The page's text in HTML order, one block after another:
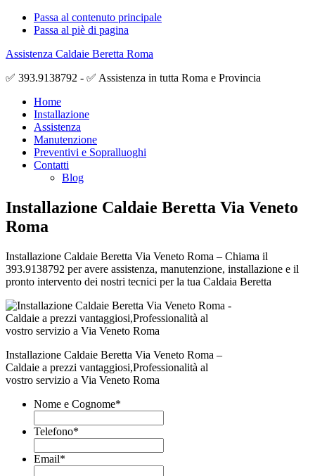
Passa al contenuto principale
Passa al piè di pagina
Assistenza Caldaie Beretta Roma
✅ 393.9138792 - ✅ Assistenza in tutta Roma e Provincia
Home
Installazione
Assistenza
Manutenzione
Preventivi e Sopralluoghi
Contatti
Blog
Installazione Caldaie Beretta Via Veneto
Roma
Installazione Caldaie Beretta Via Veneto Roma – Chiama il
393.9138792 per avere assistenza, manutenzione, installazione e il
pronto intervento dei nostri tecnici per la tua Caldaia Beretta
Installazione Caldaie Beretta Via Veneto Roma –
Caldaie a prezzi vantaggiosi,Professionalità al
vostro servizio a Via Veneto Roma
Nome e Cognome*
Telefono*
Email*